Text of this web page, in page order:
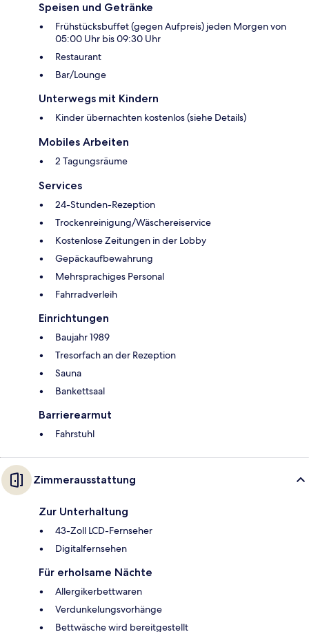
Speisen und Getränke
Frühstücksbuffet (gegen Aufpreis) jeden Morgen von
05:00 Uhr bis 09:30 Uhr
Restaurant
Bar/Lounge
Unterwegs mit Kindern
Kinder übernachten kostenlos (siehe Details)
Mobiles Arbeiten
2 Tagungsräume
Services
24-Stunden-Rezeption
Trockenreinigung/Wäschereiservice
Kostenlose Zeitungen in der Lobby
Gepäckaufbewahrung
Mehrsprachiges Personal
Fahrradverleih
Einrichtungen
Baujahr 1989
Tresorfach an der Rezeption
Sauna
Bankettsaal
Barrierearmut
Fahrstuhl
Zimmerausstattung
Zur Unterhaltung
43-Zoll LCD-Fernseher
Digitalfernsehen
Für erholsame Nächte
Allergikerbettwaren
Verdunkelungsvorhänge
Bettwäsche wird bereitgestellt